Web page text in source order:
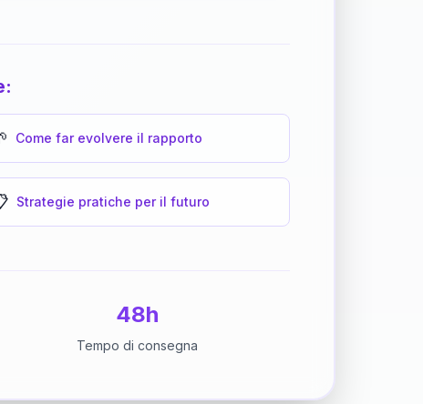
Come far evolvere il rapporto
Strategie pratiche per il futuro
48h
Tempo di consegna